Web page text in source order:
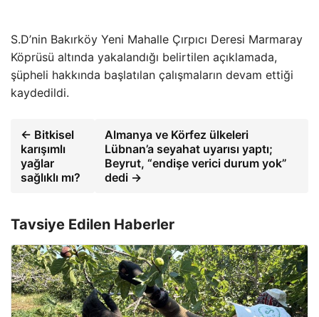
S.D’nin Bakırköy Yeni Mahalle Çırpıcı Deresi Marmaray
Köprüsü altında yakalandığı belirtilen açıklamada,
şüpheli hakkında başlatılan çalışmaların devam ettiği
kaydedildi.
← Bitkisel
karışımlı
yağlar
sağlıklı mı?
Almanya ve Körfez ülkeleri
Lübnan’a seyahat uyarısı yaptı;
Beyrut, “endişe verici durum yok”
dedi →
Tavsiye Edilen Haberler